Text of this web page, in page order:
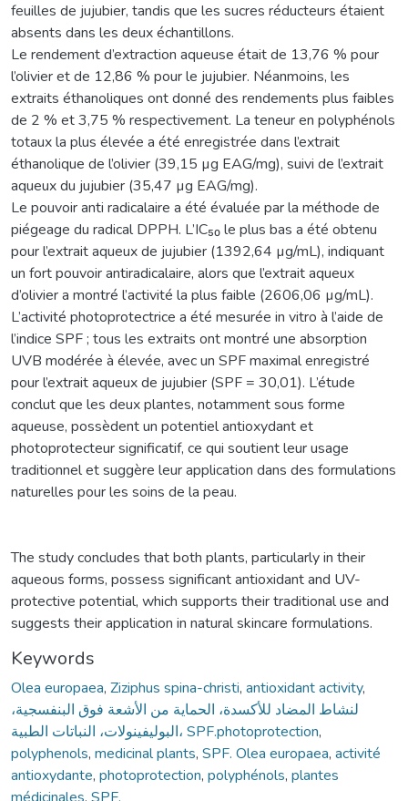
feuilles de jujubier, tandis que les sucres réducteurs étaient
absents dans les deux échantillons.
Le rendement d’extraction aqueuse était de 13,76 % pour
l’olivier et de 12,86 % pour le jujubier. Néanmoins, les
extraits éthanoliques ont donné des rendements plus faibles
de 2 % et 3,75 % respectivement. La teneur en polyphénols
totaux la plus élevée a été enregistrée dans l’extrait
éthanolique de l’olivier (39,15 µg EAG/mg), suivi de l’extrait
aqueux du jujubier (35,47 µg EAG/mg).
Le pouvoir anti radicalaire a été évaluée par la méthode de
piégeage du radical DPPH. L’IC₅₀ le plus bas a été obtenu
pour l’extrait aqueux de jujubier (1392,64 µg/mL), indiquant
un fort pouvoir antiradicalaire, alors que l’extrait aqueux
d’olivier a montré l’activité la plus faible (2606,06 µg/mL).
L’activité photoprotectrice a été mesurée in vitro à l’aide de
l’indice SPF ; tous les extraits ont montré une absorption
UVB modérée à élevée, avec un SPF maximal enregistré
pour l’extrait aqueux de jujubier (SPF = 30,01). L’étude
conclut que les deux plantes, notamment sous forme
aqueuse, possèdent un potentiel antioxydant et
photoprotecteur significatif, ce qui soutient leur usage
traditionnel et suggère leur application dans des formulations
naturelles pour les soins de la peau.
The study concludes that both plants, particularly in their
aqueous forms, possess significant antioxidant and UV-
protective potential, which supports their traditional use and
suggests their application in natural skincare formulations.
Keywords
Olea europaea, Ziziphus spina-christi, antioxidant activity,
لنشاط المضاد للأكسدة، الحماية من الأشعة فوق البنفسجية،
البوليفينولات، النباتات الطبية، SPF.photoprotection,
polyphenols, medicinal plants, SPF. Olea europaea, activité
antioxydante, photoprotection, polyphénols, plantes